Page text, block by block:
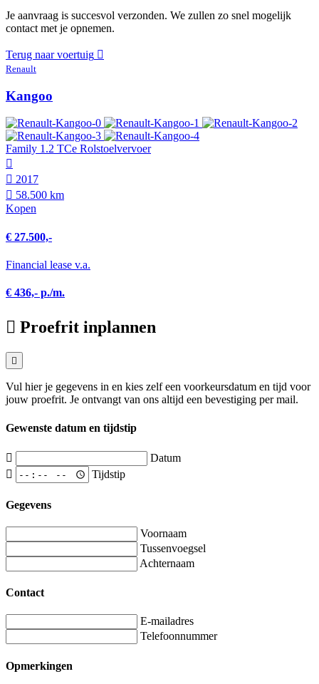
Je aanvraag is succesvol verzonden. We zullen zo snel mogelijk
contact met je opnemen.
Terug naar voertuig
Renault
Kangoo
Family 1.2 TCe Rolstoelvervoer
2017
58.500 km
Kopen
€ 27.500,-
Financial lease v.a.
€ 436,- p./m.
Proefrit inplannen
Vul hier je gegevens in en kies zelf een voorkeursdatum en tijd voor
jouw proefrit. Je ontvangt van ons altijd een bevestiging per mail.
Gewenste datum en tijdstip
Datum
Tijdstip
Gegevens
Voornaam
Tussenvoegsel
Achternaam
Contact
E-mailadres
Telefoonnummer
Opmerkingen